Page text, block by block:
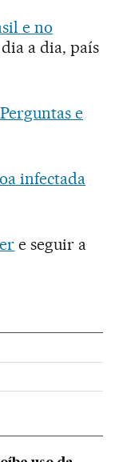
e no
dia a dia, país
e
infectada
e seguir a